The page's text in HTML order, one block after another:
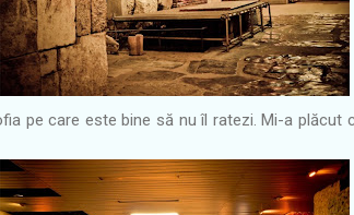
pe care este bine să nu îl ratezi. Mi-a